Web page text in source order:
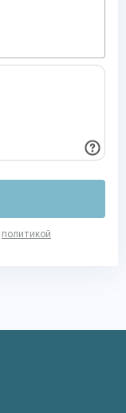
политикой